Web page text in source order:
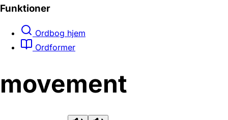
Funktioner
Ordbog hjem
Ordformer
movement